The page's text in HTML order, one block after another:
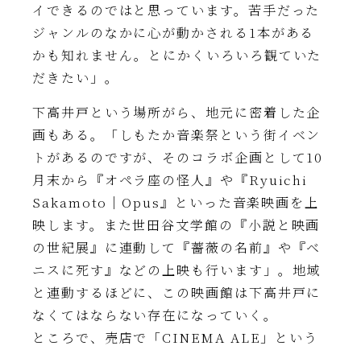
イできるのではと思っています。苦手だった
ジャンルのなかに心が動かされる1本がある
かも知れません。とにかくいろいろ観ていた
だきたい」。
下高井戸という場所がら、地元に密着した企
画もある。「しもたか音楽祭という街イベン
トがあるのですが、そのコラボ企画として10
月末から『オペラ座の怪人』や『Ryuichi
Sakamoto｜Opus』といった音楽映画を上
映します。また世田谷文学館の『小説と映画
の世紀展』に連動して『薔薇の名前』や『ベ
ニスに死す』などの上映も行います」。地域
と連動するほどに、この映画館は下高井戸に
なくてはならない存在になっていく。
ところで、売店で「CINEMA ALE」という